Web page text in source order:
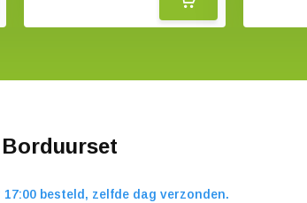
besteld, zelfde dag verzonden.